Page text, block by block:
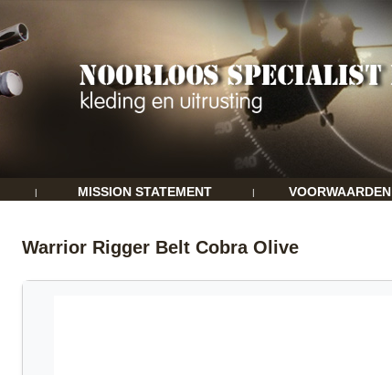
| MISSION STATEMENT | VOORWAARDEN
Warrior Rigger Belt Cobra Olive